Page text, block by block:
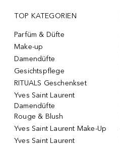
TOP KATEGORIEN
Parfüm & Düfte
Make-up
Damendüfte
Gesichtspflege
RITUALS Geschenkset
Yves Saint Laurent
Damendüfte
Rouge & Blush
Yves Saint Laurent Make-Up
Yves Saint Laurent